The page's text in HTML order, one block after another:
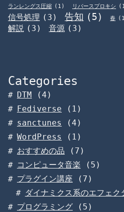
ランレングス圧縮 (1) リバースプロキシ
信号処理 (3) 告知 (5) 春
解説 (3) 音源 (3)
Categories
DTM (4)
Fediverse (1)
sanctunes
(4)
WordPress
(1)
おすすめの品 (7)
コンピュータ音楽 (5)
プラグイン講座 (7)
ダイナミクス系のエフェク
プログラミング (5)